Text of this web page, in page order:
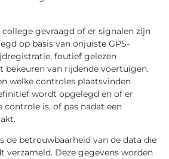
gevraagd of er signalen zijn
op basis van onjuiste GPS-
foutief gelezen
bekeuren van rijdende voertuigen.
welke controles plaatsvinden
wordt opgelegd en of er
controle is, of pas nadat een
de betrouwbaarheid van de data die
verzameld. Deze gegevens worden